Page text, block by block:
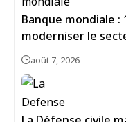
Banque mondiale :
moderniser le
août 7, 2026